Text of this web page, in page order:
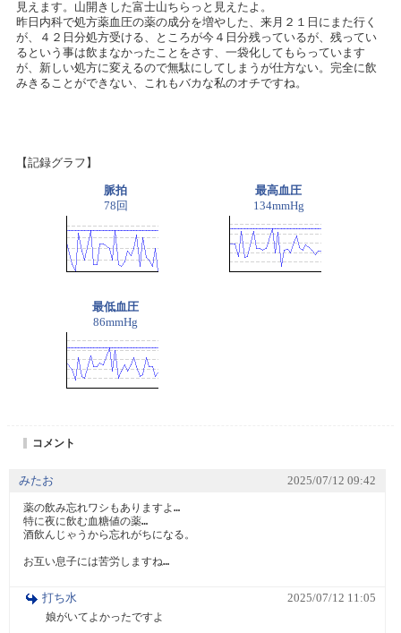
見えます。山開きした富士山ちらっと見えたよ。
昨日内科で処方薬血圧の薬の成分を増やした、来月２１日にまた行く
が、４２日分処方受ける、ところが今４日分残っているが、残ってい
るという事は飲まなかったことをさす、一袋化してもらっています
が、新しい処方に変えるので無駄にしてしまうが仕方ない。完全に飲
みきることができない、これもバカな私のオチですね。
【記録グラフ】
脈拍
78回
最高血圧
134mmHg
最低血圧
86mmHg
コメント
みたお 2025/07/12 09:42
薬の飲み忘れワシもありますよ…
特に夜に飲む血糖値の薬…
酒飲んじゃうから忘れがちになる。
お互い息子には苦労しますね…
打ち水
2025/07/12 11:05
娘がいてよかったですよ